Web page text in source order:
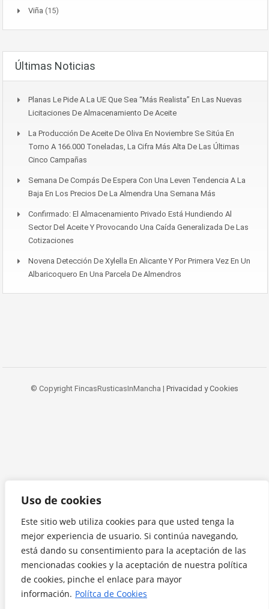
Uso de cookies
Este sitio web utiliza cookies para que usted tenga la
mejor experiencia de usuario. Si continúa navegando,
está dando su consentimiento para la aceptación de las
mencionadas cookies y la aceptación de nuestra política
de cookies, pinche el enlace para mayor
información. Polítca de Cookies
Viña (15)
Últimas Noticias
Planas Le Pide A La UE Que Sea “más Realista” En Las Nuevas
Licitaciones De Almacenamiento De Aceite
La Producción De Aceite De Oliva En Noviembre Se Sitúa En
Torno A 166.000 Toneladas, La Cifra Más Alta De Las Últimas
Cinco Campañas
Semana De Compás De Espera Con Una Leven Tendencia A La
Baja En Los Precios De La Almendra Una Semana Más
Confirmado: El Almacenamiento Privado Está Hundiendo Al
Sector Del Aceite Y Provocando Una Caída Generalizada De Las
Cotizaciones
Novena Detección De Xylella En Alicante Y Por Primera Vez En Un
Albaricoquero En Una Parcela De Almendros
© Copyright FincasRusticasInMancha | Privacidad y Cookies